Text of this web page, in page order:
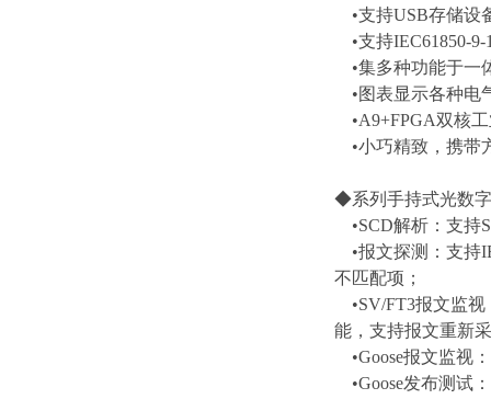
•支持USB存储设
•支持IEC61850-9-
•集多种功能于一
•图表显示各种电
•A9+FPGA双核工
•小巧精致，携带
◆系列手持式光数
•SCD解析：支持
•报文探测：支持
不匹配项；
•SV/FT3报文监视
能，支持报文重新
•Goose报文监视
•Goose发布测试